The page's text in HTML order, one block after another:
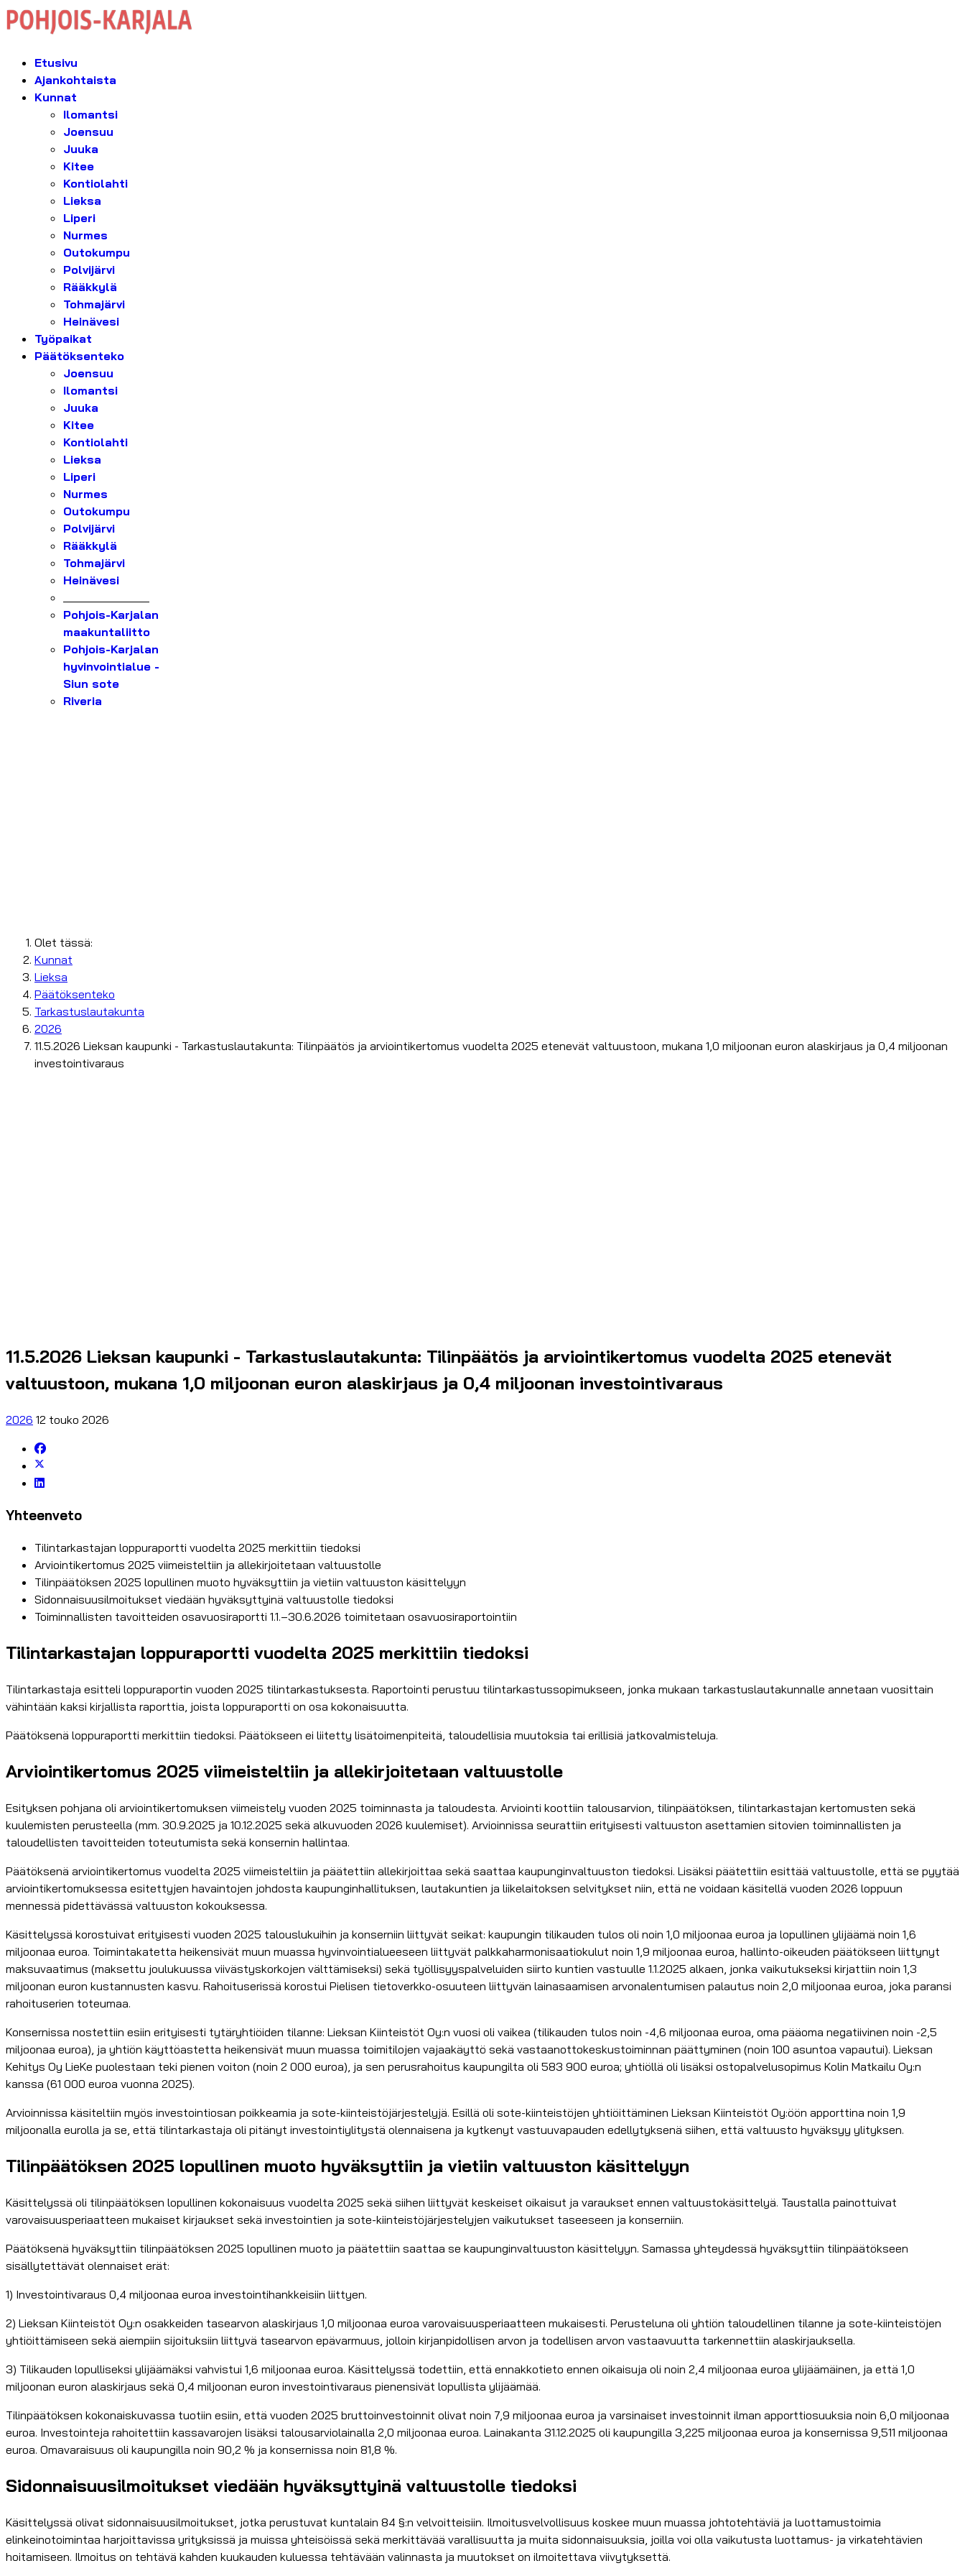
Etusivu
Ajankohtaista
Kunnat
Ilomantsi
Joensuu
Juuka
Kitee
Kontiolahti
Lieksa
Liperi
Nurmes
Outokumpu
Polvijärvi
Rääkkylä
Tohmajärvi
Heinävesi
Työpaikat
Päätöksenteko
Joensuu
Ilomantsi
Juuka
Kitee
Kontiolahti
Lieksa
Liperi
Nurmes
Outokumpu
Polvijärvi
Rääkkylä
Tohmajärvi
Heinävesi
Pohjois-Karjalan
maakuntaliitto
Pohjois-Karjalan
hyvinvointialue -
Siun sote
Riveria
Olet tässä:
Kunnat
Lieksa
Päätöksenteko
Tarkastuslautakunta
2026
11.5.2026 Lieksan kaupunki - Tarkastuslautakunta: Tilinpäätös ja arviointikertomus vuodelta 2025 etenevät valtuustoon, mukana 1,0 miljoonan euron alaskirjaus ja 0,4 miljoonan
investointivaraus
11.5.2026 Lieksan kaupunki - Tarkastuslautakunta: Tilinpäätös ja arviointikertomus vuodelta 2025 etenevät
valtuustoon, mukana 1,0 miljoonan euron alaskirjaus ja 0,4 miljoonan investointivaraus
2026 12 touko 2026
Yhteenveto
Tilintarkastajan loppuraportti vuodelta 2025 merkittiin tiedoksi
Arviointikertomus 2025 viimeisteltiin ja allekirjoitetaan valtuustolle
Tilinpäätöksen 2025 lopullinen muoto hyväksyttiin ja vietiin valtuuston käsittelyyn
Sidonnaisuusilmoitukset viedään hyväksyttyinä valtuustolle tiedoksi
Toiminnallisten tavoitteiden osavuosiraportti 1.1.–30.6.2026 toimitetaan osavuosiraportointiin
Tilintarkastajan loppuraportti vuodelta 2025 merkittiin tiedoksi
Tilintarkastaja esitteli loppuraportin vuoden 2025 tilintarkastuksesta. Raportointi perustuu tilintarkastussopimukseen, jonka mukaan tarkastuslautakunnalle annetaan vuosittain
vähintään kaksi kirjallista raporttia, joista loppuraportti on osa kokonaisuutta.
Päätöksenä loppuraportti merkittiin tiedoksi. Päätökseen ei liitetty lisätoimenpiteitä, taloudellisia muutoksia tai erillisiä jatkovalmisteluja.
Arviointikertomus 2025 viimeisteltiin ja allekirjoitetaan valtuustolle
Esityksen pohjana oli arviointikertomuksen viimeistely vuoden 2025 toiminnasta ja taloudesta. Arviointi koottiin talousarvion, tilinpäätöksen, tilintarkastajan kertomusten sekä
kuulemisten perusteella (mm. 30.9.2025 ja 10.12.2025 sekä alkuvuoden 2026 kuulemiset). Arvioinnissa seurattiin erityisesti valtuuston asettamien sitovien toiminnallisten ja
taloudellisten tavoitteiden toteutumista sekä konsernin hallintaa.
Päätöksenä arviointikertomus vuodelta 2025 viimeisteltiin ja päätettiin allekirjoittaa sekä saattaa kaupunginvaltuuston tiedoksi. Lisäksi päätettiin esittää valtuustolle, että se pyytää
arviointikertomuksessa esitettyjen havaintojen johdosta kaupunginhallituksen, lautakuntien ja liikelaitoksen selvitykset niin, että ne voidaan käsitellä vuoden 2026 loppuun
mennessä pidettävässä valtuuston kokouksessa.
Käsittelyssä korostuivat erityisesti vuoden 2025 talouslukuihin ja konserniin liittyvät seikat: kaupungin tilikauden tulos oli noin 1,0 miljoonaa euroa ja lopullinen ylijäämä noin 1,6
miljoonaa euroa. Toimintakatetta heikensivät muun muassa hyvinvointialueeseen liittyvät palkkaharmonisaatiokulut noin 1,9 miljoonaa euroa, hallinto-oikeuden päätökseen liittynyt
maksuvaatimus (maksettu joulukuussa viivästyskorkojen välttämiseksi) sekä työllisyyspalveluiden siirto kuntien vastuulle 1.1.2025 alkaen, jonka vaikutukseksi kirjattiin noin 1,3
miljoonan euron kustannusten kasvu. Rahoituserissä korostui Pielisen tietoverkko-osuuteen liittyvän lainasaamisen arvonalentumisen palautus noin 2,0 miljoonaa euroa, joka paransi
rahoituserien toteumaa.
Konsernissa nostettiin esiin erityisesti tytäryhtiöiden tilanne: Lieksan Kiinteistöt Oy:n vuosi oli vaikea (tilikauden tulos noin -4,6 miljoonaa euroa, oma pääoma negatiivinen noin -2,5
miljoonaa euroa), ja yhtiön käyttöastetta heikensivät muun muassa toimitilojen vajaakäyttö sekä vastaanottokeskustoiminnan päättyminen (noin 100 asuntoa vapautui). Lieksan
Kehitys Oy LieKe puolestaan teki pienen voiton (noin 2 000 euroa), ja sen perusrahoitus kaupungilta oli 583 900 euroa; yhtiöllä oli lisäksi ostopalvelusopimus Kolin Matkailu Oy:n
kanssa (61 000 euroa vuonna 2025).
Arvioinnissa käsiteltiin myös investointiosan poikkeamia ja sote-kiinteistöjärjestelyjä. Esillä oli sote-kiinteistöjen yhtiöittäminen Lieksan Kiinteistöt Oy:öön apporttina noin 1,9
miljoonalla eurolla ja se, että tilintarkastaja oli pitänyt investointiylitystä olennaisena ja kytkenyt vastuuvapauden edellytyksenä siihen, että valtuusto hyväksyy ylityksen.
Tilinpäätöksen 2025 lopullinen muoto hyväksyttiin ja vietiin valtuuston käsittelyyn
Käsittelyssä oli tilinpäätöksen lopullinen kokonaisuus vuodelta 2025 sekä siihen liittyvät keskeiset oikaisut ja varaukset ennen valtuustokäsittelyä. Taustalla painottuivat
varovaisuusperiaatteen mukaiset kirjaukset sekä investointien ja sote-kiinteistöjärjestelyjen vaikutukset taseeseen ja konserniin.
Päätöksenä hyväksyttiin tilinpäätöksen 2025 lopullinen muoto ja päätettiin saattaa se kaupunginvaltuuston käsittelyyn. Samassa yhteydessä hyväksyttiin tilinpäätökseen
sisällytettävät olennaiset erät:
1) Investointivaraus 0,4 miljoonaa euroa investointihankkeisiin liittyen.
2) Lieksan Kiinteistöt Oy:n osakkeiden tasearvon alaskirjaus 1,0 miljoonaa euroa varovaisuusperiaatteen mukaisesti. Perusteluna oli yhtiön taloudellinen tilanne ja sote-kiinteistöjen
yhtiöittämiseen sekä aiempiin sijoituksiin liittyvä tasearvon epävarmuus, jolloin kirjanpidollisen arvon ja todellisen arvon vastaavuutta tarkennettiin alaskirjauksella.
3) Tilikauden lopulliseksi ylijäämäksi vahvistui 1,6 miljoonaa euroa. Käsittelyssä todettiin, että ennakkotieto ennen oikaisuja oli noin 2,4 miljoonaa euroa ylijäämäinen, ja että 1,0
miljoonan euron alaskirjaus sekä 0,4 miljoonan euron investointivaraus pienensivät lopullista ylijäämää.
Tilinpäätöksen kokonaiskuvassa tuotiin esiin, että vuoden 2025 bruttoinvestoinnit olivat noin 7,9 miljoonaa euroa ja varsinaiset investoinnit ilman apporttiosuuksia noin 6,0 miljoonaa
euroa. Investointeja rahoitettiin kassavarojen lisäksi talousarviolainalla 2,0 miljoonaa euroa. Lainakanta 31.12.2025 oli kaupungilla 3,225 miljoonaa euroa ja konsernissa 9,511 miljoonaa
euroa. Omavaraisuus oli kaupungilla noin 90,2 % ja konsernissa noin 81,8 %.
Sidonnaisuusilmoitukset viedään hyväksyttyinä valtuustolle tiedoksi
Käsittelyssä olivat sidonnaisuusilmoitukset, jotka perustuvat kuntalain 84 §:n velvoitteisiin. Ilmoitusvelvollisuus koskee muun muassa johtotehtäviä ja luottamustoimia
elinkeinotoimintaa harjoittavissa yrityksissä ja muissa yhteisöissä sekä merkittävää varallisuutta ja muita sidonnaisuuksia, joilla voi olla vaikutusta luottamus- ja virkatehtävien
hoitamiseen. Ilmoitus on tehtävä kahden kuukauden kuluessa tehtävään valinnasta ja muutokset on ilmoitettava viivytyksettä.